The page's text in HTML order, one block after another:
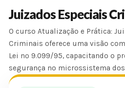
Juizados Especiais
O curso Atualização e Prática:
Criminais oferece uma visão
Lei nº 9.099/95, capacitando o
segurança no microssistema dos